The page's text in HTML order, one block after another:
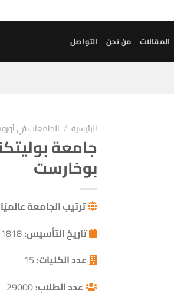
المقالات من نحن التواصل
الرئيسية / الجامعات في
جامعة
بوخارست
ترتيب الجامعة
تاريخ التأسيس:
عدد الكليات:
عدد الطلاب: